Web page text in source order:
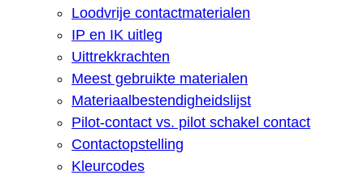
Loodvrije contactmaterialen
IP en IK uitleg
Uittrekkrachten
Meest gebruikte materialen
Materiaalbestendigheidslijst
Pilot-contact vs. pilot schakel contact
Contactopstelling
Kleurcodes